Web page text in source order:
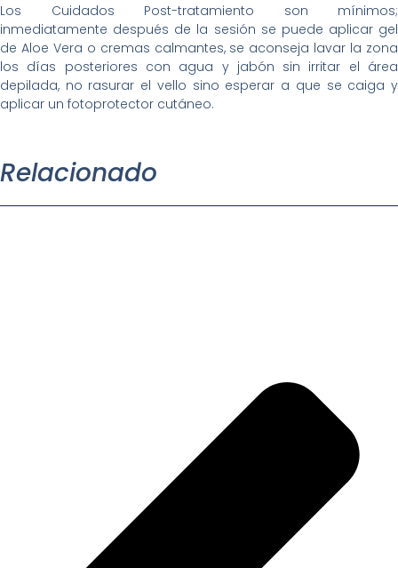
Los Cuidados Post-tratamiento son mínimos;
inmediatamente después de la sesión se puede aplicar gel
de Aloe Vera o cremas calmantes, se aconseja lavar la zona
los días posteriores con agua y jabón sin irritar el área
depilada, no rasurar el vello sino esperar a que se caiga y
aplicar un fotoprotector cutáneo.
Relacionado